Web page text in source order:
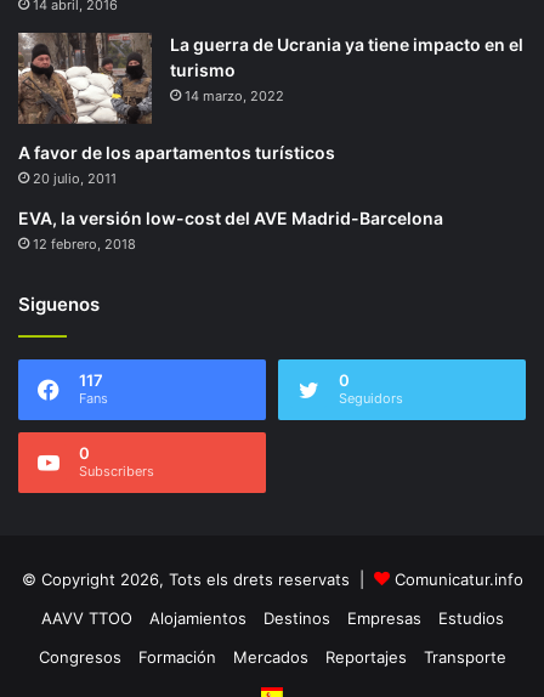
14 abril, 2016
La guerra de Ucrania ya tiene impacto en el
turismo
14 marzo, 2022
A favor de los apartamentos turísticos
20 julio, 2011
EVA, la versión low-cost del AVE Madrid-Barcelona
12 febrero, 2018
Siguenos
117
Fans
0
Seguidors
0
Subscribers
© Copyright 2026, Tots els drets reservats |
Comunicatur.info
AAVV TTOO
Alojamientos Destinos Empresas
Estudios
Congresos
Formación Mercados Reportajes Transporte